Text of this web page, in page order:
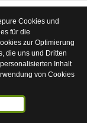
Cookies und
für die
zur Optimierung
die uns und Dritten
Inhalt
von Cookies